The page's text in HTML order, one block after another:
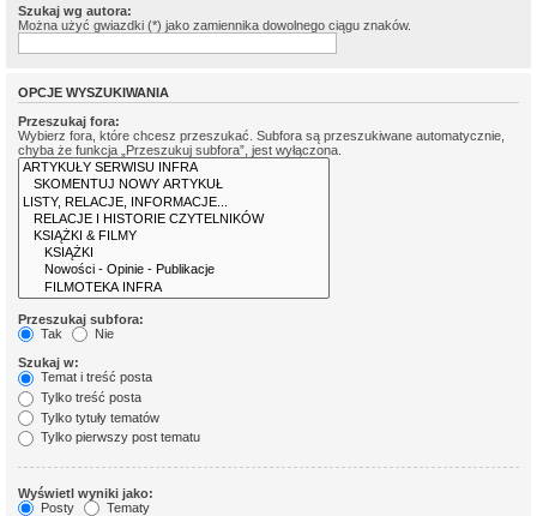
Szukaj wg autora:
Można użyć gwiazdki (*) jako zamiennika dowolnego ciągu znaków.
OPCJE WYSZUKIWANIA
Przeszukaj fora:
Wybierz fora, które chcesz przeszukać. Subfora są przeszukiwane automatycznie,
chyba że funkcja „Przeszukuj subfora”, jest wyłączona.
Przeszukaj subfora:
Tak
Nie
Szukaj w:
Temat i treść posta
Tylko treść posta
Tylko tytuły tematów
Tylko pierwszy post tematu
Wyświetl wyniki jako:
Posty
Tematy